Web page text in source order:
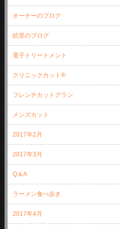
オーナーのブログ
絵里のブログ
電子トリートメント
クリニックカット®
フレンチカットグラン
メンズカット
2017年2月
2017年3月
Q＆A
ラーメン食べ歩き
2017年4月